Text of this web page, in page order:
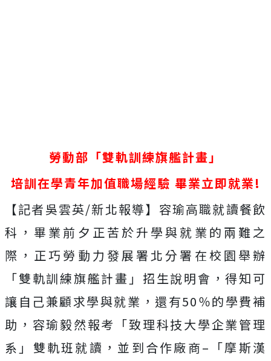
勞動部「雙軌訓練旗艦計畫」
培訓在學青年加值職場經驗 畢業立即就業!
【記者吳雲英/新北報導】容瑜高職就讀餐飲
科，畢業前夕正苦於升學與就業的兩難之
際，正巧勞動力發展署北分署在校園舉辦
「雙軌訓練旗艦計畫」招生說明會，得知可
讓自己兼顧求學與就業，還有50％的學費補
助，容瑜毅然報考「致理科技大學企業管理
系」雙軌班就讀，並到合作廠商–「摩斯漢